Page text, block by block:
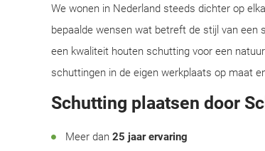
We wonen in Nederland steeds dichter op
bepaalde wensen wat betreft de stijl van een
een kwaliteit houten schutting voor een
schuttingen in de eigen werkplaats op maat
Schutting plaatsen door
Meer dan 25 jaar ervaring